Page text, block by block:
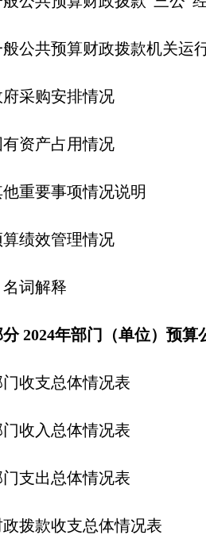
共预算财政拨款机关运
采购安排情况
资产占用情况
要事项情况说明
绩效管理情况
词解释
2024年部门（单位）预算
支总体情况表
入总体情况表
出总体情况表
款收支总体情况表